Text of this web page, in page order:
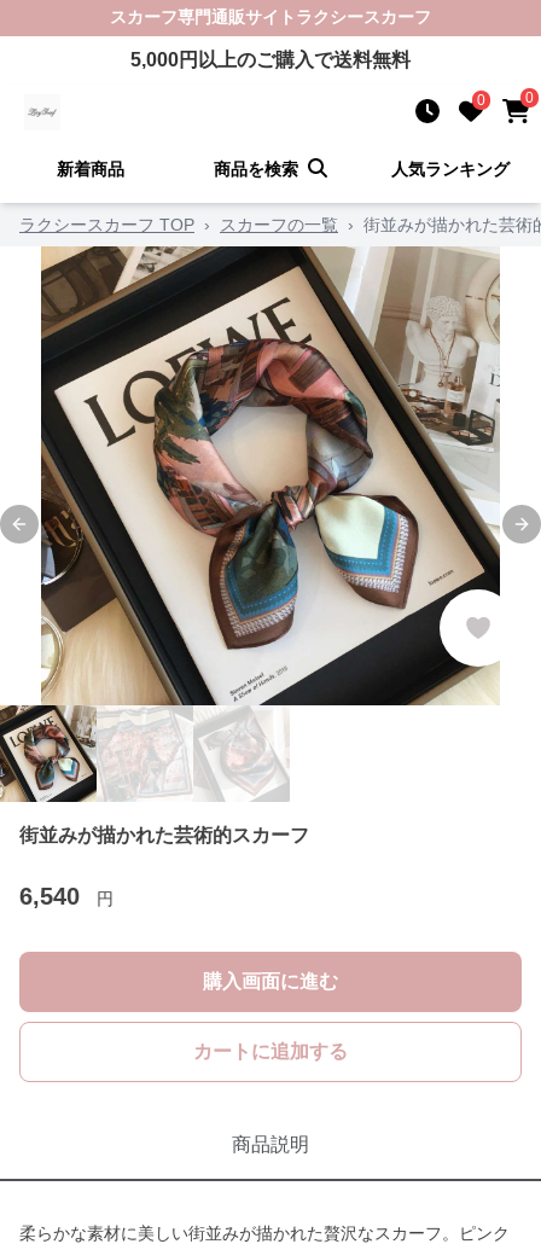
スカーフ専門通販サイト ラクシースカーフ
5,000円以上のご購入で送料無料
0 0
新着商品 商品を検索 人気ランキング
ラクシースカーフ TOP › スカーフの一覧 › 街並みが描かれた芸術
Previous slide
街並みが描かれた芸術的スカーフ
6,540 円
購入画面に進む
カートに追加する
商品説明
柔らかな素材に美しい街並みが描かれた贅沢なスカーフ。ピンク